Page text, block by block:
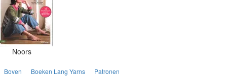
Noors
Boven Boeken Lang Yarns Patronen